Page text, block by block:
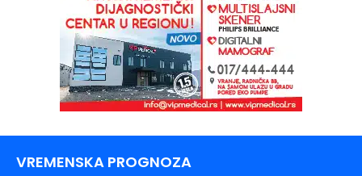
VREMENSKA PROGNOZA